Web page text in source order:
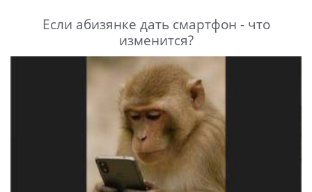
Если абизянке дать смартфон - что
изменится?